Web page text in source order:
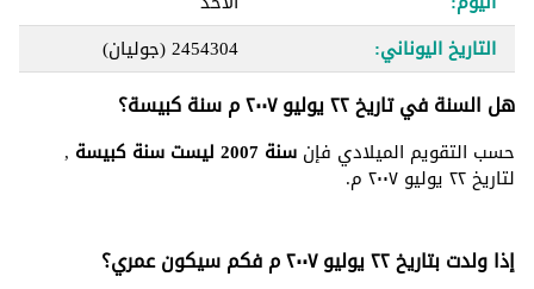
التاريخ اليوناني:
2454304(جوليان)
هل السنة في تاريخ ٢٢ يوليو ٢٠٠٧ م سنة كبيسة؟
حسب التقويم الميلادي فإن سنة 2007 ليست سنة كبيسة ,
لتاريخ ٢٢ يوليو ٢٠٠٧ م.
إذا ولدت بتاريخ ٢٢ يوليو ٢٠٠٧ م فكم سيكون عمري؟